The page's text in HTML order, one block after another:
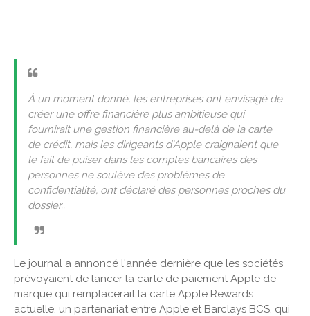
À un moment donné, les entreprises ont envisagé de
créer une offre financière plus ambitieuse qui
fournirait une gestion financière au-delà de la carte
de crédit, mais les dirigeants d'Apple craignaient que
le fait de puiser dans les comptes bancaires des
personnes ne soulève des problèmes de
confidentialité, ont déclaré des personnes proches du
dossier..
Le journal a annoncé l'année dernière que les sociétés
prévoyaient de lancer la carte de paiement Apple de
marque qui remplacerait la carte Apple Rewards
actuelle, un partenariat entre Apple et Barclays BCS, qui